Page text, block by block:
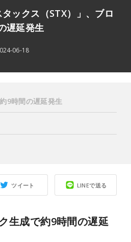
ックス（STX）」、ブロ
遅延発生
06-18
ツイート LINEで送る
生成で約9時間の遅延
9時間の遅延発生